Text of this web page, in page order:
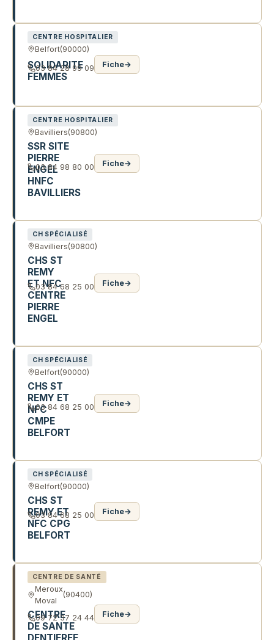
CENTRE HOSPITALIER
Belfort(90000)
SOLIDARITE
FEMMES
03 84 28 99 09 Fiche→
CENTRE HOSPITALIER
Bavilliers(90800)
SSR SITE
PIERRE
ENGEL
HNFC
BAVILLIERS
03 84 98 80 00 Fiche→
CH SPÉCIALISÉ
Bavilliers(90800)
CHS ST
REMY
ET NFC
CENTRE
PIERRE
ENGEL
03 84 68 25 00 Fiche→
CH SPÉCIALISÉ
Belfort(90000)
CHS ST
REMY ET
NFC
CMPE
BELFORT
03 84 68 25 00 Fiche→
CH SPÉCIALISÉ
Belfort(90000)
CHS ST
REMY ET
NFC CPG
BELFORT
03 84 68 25 00 Fiche→
CENTRE DE SANTÉ
Meroux
Moval
(90400)
CENTRE
DE SANTE
09 72 37 24 44 Fiche→